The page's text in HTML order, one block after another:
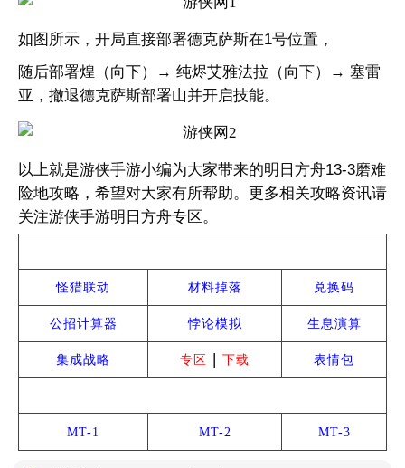
如图所示，开局直接部署德克萨斯在1号位置，
随后部署煌（向下）→ 纯烬艾雅法拉（向下）→ 塞雷
亚，撤退德克萨斯部署山并开启技能。
以上就是游侠手游小编为大家带来的明日方舟13-3磨难
险地攻略，希望对大家有所帮助。更多相关攻略资讯请
关注游侠手游明日方舟专区。
怪猎联动 材料掉落 兑换码
公招计算器 悖论模拟 生息演算
集成战略 专区 | 下载 表情包
MT-1 MT-2 MT-3